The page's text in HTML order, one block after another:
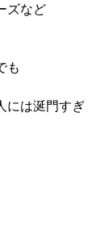
ズなど
も
には涎門すぎ